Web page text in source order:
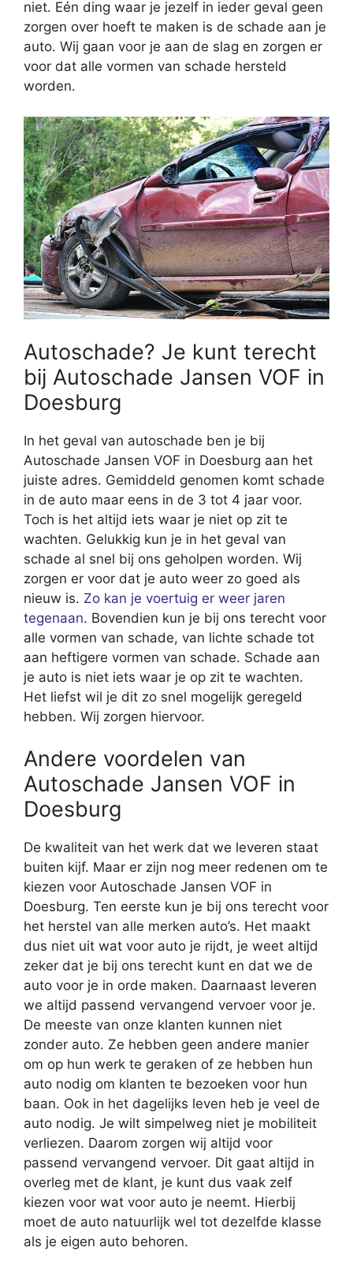
niet. Eén ding waar je jezelf in ieder geval geen
zorgen over hoeft te maken is de schade aan je
auto. Wij gaan voor je aan de slag en zorgen er
voor dat alle vormen van schade hersteld
worden.
Autoschade? Je kunt terecht
bij Autoschade Jansen VOF in
Doesburg
In het geval van autoschade ben je bij
Autoschade Jansen VOF in Doesburg aan het
juiste adres. Gemiddeld genomen komt schade
in de auto maar eens in de 3 tot 4 jaar voor.
Toch is het altijd iets waar je niet op zit te
wachten. Gelukkig kun je in het geval van
schade al snel bij ons geholpen worden. Wij
zorgen er voor dat je auto weer zo goed als
nieuw is. Zo kan je voertuig er weer jaren
tegenaan. Bovendien kun je bij ons terecht voor
alle vormen van schade, van lichte schade tot
aan heftigere vormen van schade. Schade aan
je auto is niet iets waar je op zit te wachten.
Het liefst wil je dit zo snel mogelijk geregeld
hebben. Wij zorgen hiervoor.
Andere voordelen van
Autoschade Jansen VOF in
Doesburg
De kwaliteit van het werk dat we leveren staat
buiten kijf. Maar er zijn nog meer redenen om te
kiezen voor Autoschade Jansen VOF in
Doesburg. Ten eerste kun je bij ons terecht voor
het herstel van alle merken auto’s. Het maakt
dus niet uit wat voor auto je rijdt, je weet altijd
zeker dat je bij ons terecht kunt en dat we de
auto voor je in orde maken. Daarnaast leveren
we altijd passend vervangend vervoer voor je.
De meeste van onze klanten kunnen niet
zonder auto. Ze hebben geen andere manier
om op hun werk te geraken of ze hebben hun
auto nodig om klanten te bezoeken voor hun
baan. Ook in het dagelijks leven heb je veel de
auto nodig. Je wilt simpelweg niet je mobiliteit
verliezen. Daarom zorgen wij altijd voor
passend vervangend vervoer. Dit gaat altijd in
overleg met de klant, je kunt dus vaak zelf
kiezen voor wat voor auto je neemt. Hierbij
moet de auto natuurlijk wel tot dezelfde klasse
als je eigen auto behoren.